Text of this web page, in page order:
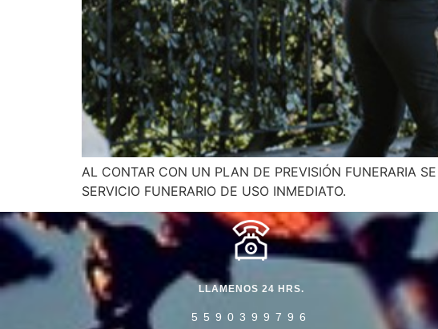
AL CONTAR CON UN PLAN DE PREVISIÓN FUNERARIA
SERVICIO FUNERARIO DE USO INMEDIATO.
LLAMENOS 24 HRS.
5590399796